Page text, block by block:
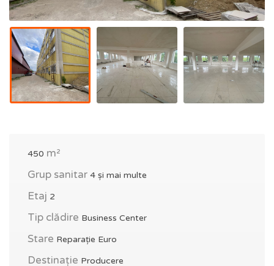
450 m²
Grup sanitar 4 și mai multe
Etaj 2
Tip clădire Business Center
Stare Reparație Euro
Destinație Producere